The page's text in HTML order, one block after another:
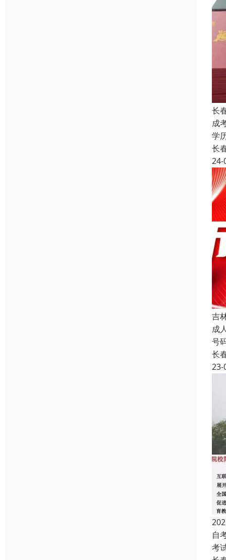
长
成
学
长
24-
吉
成
号
长
23-
自
考